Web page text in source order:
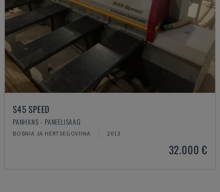
S45 SPEED
PANHANS - PANEELISAAG
BOSNIA JA HERTSEGOVIINA 2013
32.000 €